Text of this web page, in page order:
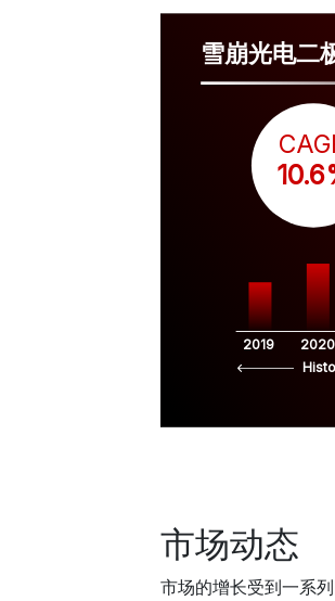
雪崩光电二
2019 2020
市场动态
市场的增长受到一系